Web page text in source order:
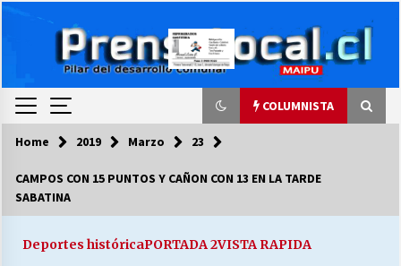
COLUMNISTA
COLUMNISTA
03/08/2026
Home 2019 Marzo 23
CAMPOS CON 15 PUNTOS Y CAÑON CON 13 EN LA TARDE
SABATINA
Deportes históricaPORTADA 2VISTA RAPIDA